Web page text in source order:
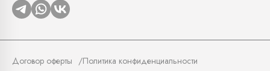
Договор оферты Политика конфиденциальности